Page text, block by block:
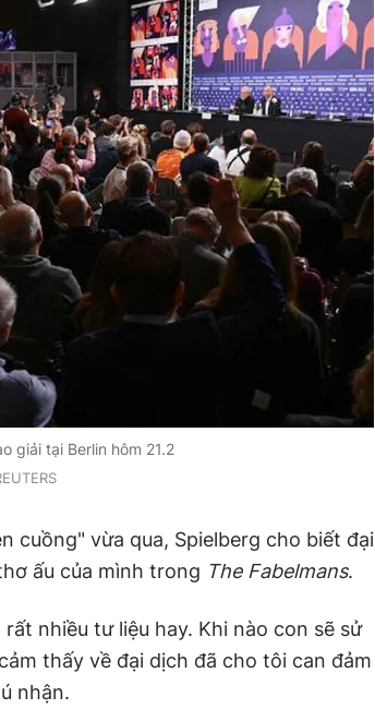
giải tại Berlin hôm 21.2
cuồng" vừa qua, Spielberg cho biết đại
ấu của mình trong The Fabelmans.
nhiều tư liệu hay. Khi nào con sẽ sử
thấy về đại dịch đã cho tôi can đảm
nhận.